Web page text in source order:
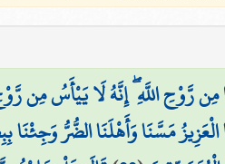
رَّوْحِ اللَّهِ ۖ إِنَّهُ لَا يَيْأَسُ مِن
الْعَزِيزُ مَسَّنَا وَأَهْلَنَا الضُّرُّ وَجِئْنَا